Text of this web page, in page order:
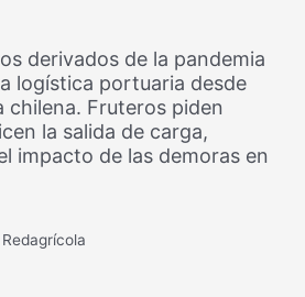
derivados de la pandemia
logística portuaria desde
chilena. Fruteros piden
la salida de carga,
impacto de las demoras en